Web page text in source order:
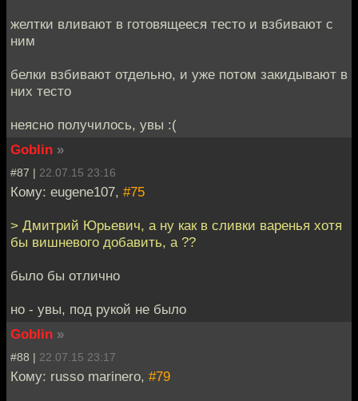
желтки вливают в готовящееся тесто и взбивают с
ним
белки взбивают отдельно, и уже потом закидывают в
них тесто
неясно получилось, увы :(
Goblin »
#87 | 22.07.15 23:16
Кому: eugene107, #75
> Дмитрий Юрьевич, а ну как в сливки варенья хотя
бы вишневого добавить, а ??
было бы отлично
но - увы, под рукой не было
Goblin »
#88 | 22.07.15 23:17
Кому: russo marinero, #79